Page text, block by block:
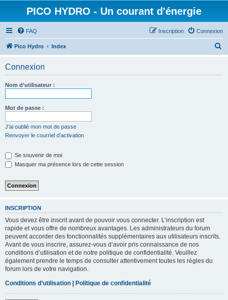
PICO HYDRO - Un courant d'énergie
FAQ Connexion
Inscription
Pico Hydro Index
Connexion
Nom d’utilisateur :
Mot de passe :
J’ai oublié mon mot de passe
Renvoyer le courriel d’activation
Se souvenir de moi
Masquer ma présence lors de cette session
INSCRIPTION
Vous devez être inscrit avant de pouvoir vous connecter. L’inscription est
rapide et vous offre de nombreux avantages. Les administrateurs du forum
peuvent accorder des fonctionnalités supplémentaires aux utilisateurs inscrits.
Avant de vous inscrire, assurez-vous d’avoir pris connaissance de nos
conditions d’utilisation et de notre politique de confidentialité. Veuillez
également prendre le temps de consulter attentivement toutes les règles du
forum lors de votre navigation.
Conditions d’utilisation | Politique de confidentialité